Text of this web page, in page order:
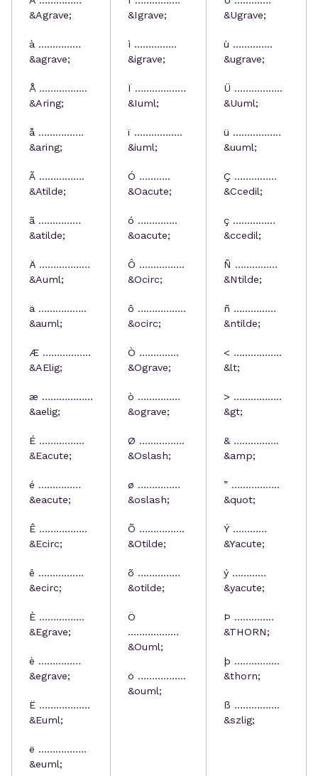
&Agrave;
à ……………
&agrave;
Å ……………..
&Aring;
å …………….
&aring;
Ã …………….
&Atilde;
ã ……………
&atilde;
Ä ………………
&Auml;
ä ……………..
&auml;
Æ ……………..
&AElig;
æ ………………
&aelig;
É …………….
&Eacute;
é ……………
&eacute;
Ê ……………..
&Ecirc;
ê …………….
&ecirc;
È …………….
&Egrave;
è ……………
&egrave;
Ë ………………
&Euml;
ë ……………..
&euml;
&Igrave;
ì ……………
&igrave;
Ï ………………
&Iuml;
ï ……………..
&iuml;
Ó ………..
&Oacute;
ó …………..
&oacute;
Ô …………….
&Ocirc;
ô ……………..
&ocirc;
Ò …………..
&Ograve;
ò ……………
&ograve;
Ø …………….
&Oslash;
ø ……………
&oslash;
Õ …………….
&Otilde;
õ ……………
&otilde;
Ö
………………
&Ouml;
ö ……………..
&ouml;
&Ugrave;
ù …………..
&ugrave;
Ü ……………..
&Uuml;
ü ……………..
&uuml;
Ç ……………
&Ccedil;
ç ……………
&ccedil;
Ñ ……………
&Ntilde;
ñ ……………
&ntilde;
< ……………..
&lt;
> ……………..
&gt;
& …………….
&amp;
” ……………..
&quot;
Ý …………
&Yacute;
ý …………
&yacute;
Þ …………..
&THORN;
þ …………….
&thorn;
ß …………….
&szlig;